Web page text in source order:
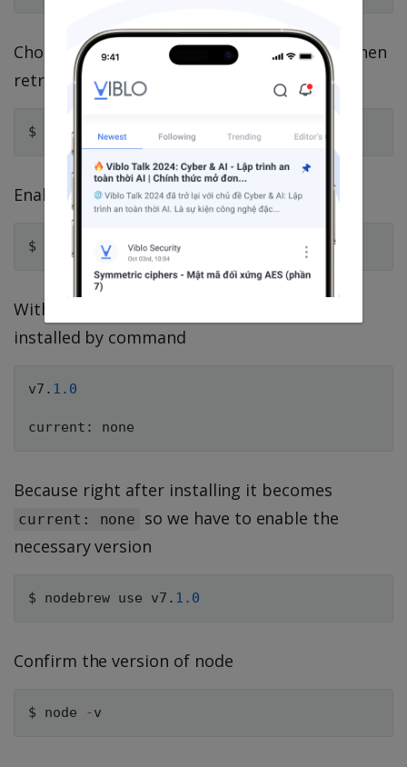
Choose and install the necesssary version When
retrieving the latest version:
$ nodebrew install-
Enable the installed node
With this, we can list all the version that
installed by command
v7 . 1.0
current :
Because right after installing it becomes
current: none
so we have to enable the
necessary version
$ nodebrew use v7 . 1.0
Confirm the version of node
$ node -